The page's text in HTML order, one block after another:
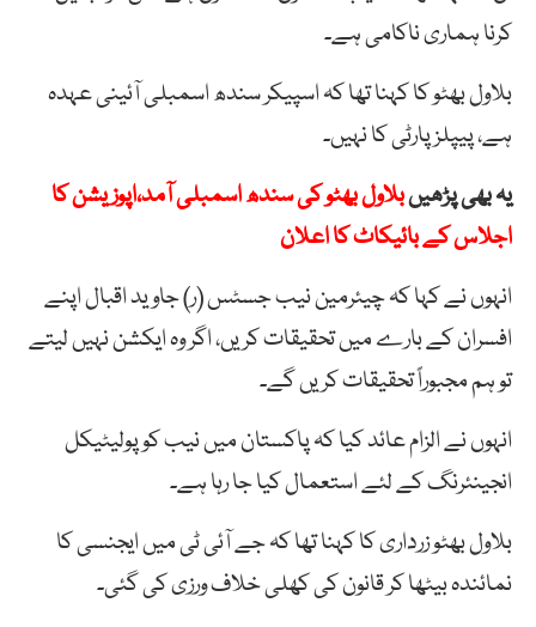
کرنا ہماری ناکامی ہے۔
بلاول بھٹو کا کہنا تھا کہ اسپیکر سندھ اسمبلی آئینی عہدہ
ہے، پیپلز پارٹی کا نہیں۔
یہ بھی پڑھیںبلاول بھٹو کی سندھ اسمبلی آمد،اپوزیشن کا
اجلاس کے بائیکاٹ کا اعلان
انہوں نے کہا کہ چیئرمین نیب جسٹس (ر) جاوید اقبال اپنے
افسران کے بارے میں تحقیقات کریں، اگر وہ ایکشن نہیں لیتے
تو ہم مجبوراً تحقیقات کریں گے۔
انہوں نے الزام عائد کیا کہ پاکستان میں نیب کو پولیٹیکل
انجینئرنگ کے لئے استعمال کیا جا رہا ہے۔
بلاول بھٹو زرداری کا کہنا تھا کہ جے آئی ٹی میں ایجنسی کا
نمائندہ بیٹھا کر قانون کی کھلی خلاف ورزی کی گئی۔